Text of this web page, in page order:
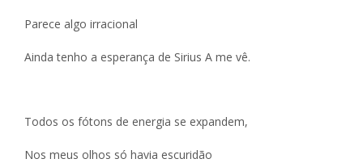
Parece algo irracional
Ainda tenho a esperança de Sirius A me vê.
Todos os fótons de energia se expandem,
Nos meus olhos só havia escuridão